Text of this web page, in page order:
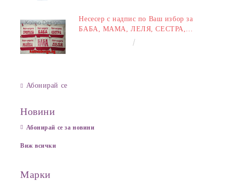
Несесер с надпис по Ваш избор за
БАБА, МАМА, ЛЕЛЯ, СЕСТРА,
Абонирай се
Новини
Абонирай се за новини
Виж всички
Марки